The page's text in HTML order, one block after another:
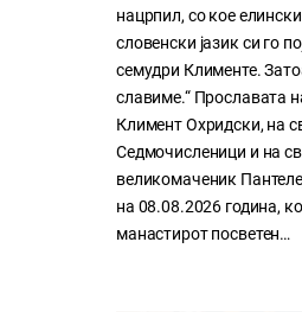
нацрпил, со кое
словенски јазик си го
семудри Клименте.
славиме.“ Прославата
Климент Охридски, на
Седмочисленици и на
великомаченик
на 08.08.2026 година,
манастирот посветен…